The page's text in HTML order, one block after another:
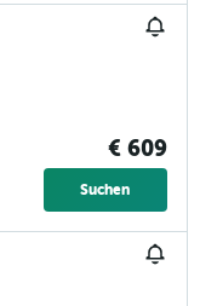
€ 609
Suchen